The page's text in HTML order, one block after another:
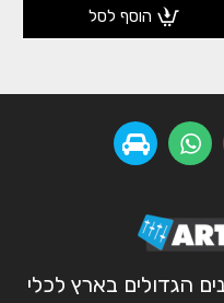
הוסף לסל
הגדולים בארץ לכלי